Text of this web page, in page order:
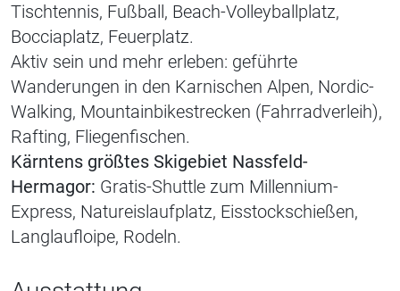
Tischtennis, Fußball, Beach-Volleyballplatz,
Bocciaplatz, Feuerplatz.
Aktiv sein und mehr erleben: geführte
Wanderungen in den Karnischen Alpen, Nordic-
Walking, Mountainbikestrecken (Fahrradverleih),
Rafting, Fliegenfischen.
Kärntens größtes Skigebiet Nassfeld-
Hermagor: Gratis-Shuttle zum Millennium-
Express, Natureislaufplatz, Eisstock­schießen,
Langlaufloipe, Rodeln.